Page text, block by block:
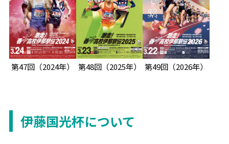
第47回（2024年） 第48回（2025年） 第49回 （2026年）
伊藤国光杯について